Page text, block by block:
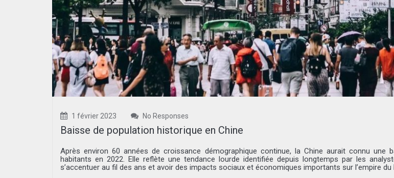
1 février 2023 No Responses
Baisse de population historique en Chine
Après environ 60 années de croissance démographique continue, la Chine aurait connu une
habitants en 2022. Elle reflète une tendance lourde identifiée depuis longtemps par les
s’accentuer au fil des ans et avoir des impacts sociaux et économiques importants sur l’empire du